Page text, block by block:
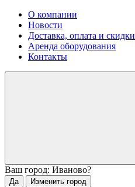
О компании
Новости
Доставка, оплата и скидки
Аренда оборудования
Контакты
Ваш город: Иваново?
Да Изменить город